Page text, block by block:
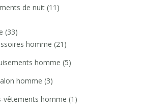
de nuit (11)
(33)
homme (21)
homme (5)
homme (3)
vêtements homme (1)